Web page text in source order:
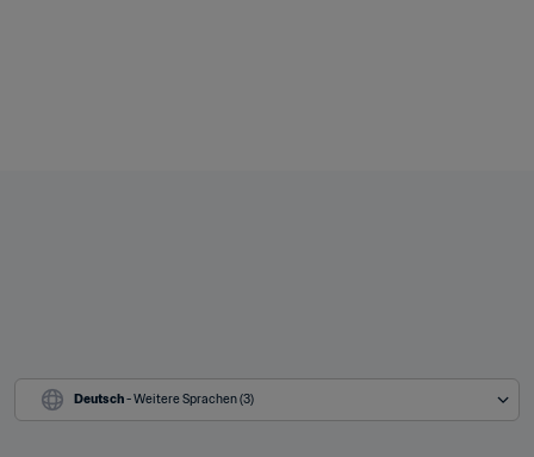
Deutsch - Weitere Sprachen (3)